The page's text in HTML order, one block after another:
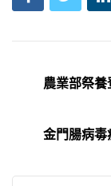
農業部祭
金門腸病